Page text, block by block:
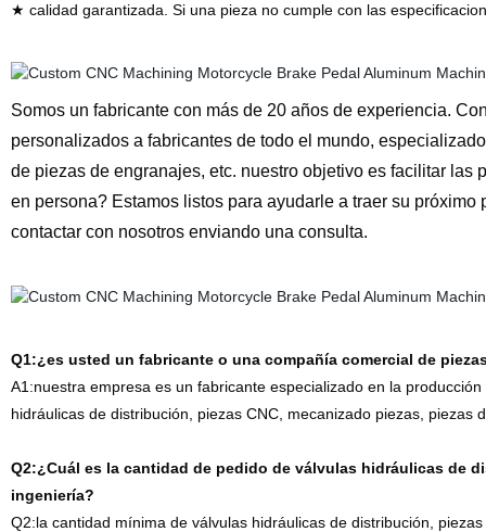
★ calidad garantizada. Si una pieza no cumple con las
Somos un fabricante con más de 20 años de experiencia.
personalizados a fabricantes de todo el mundo,
de piezas de engranajes, etc. nuestro objetivo es facilitar
en persona? Estamos listos para ayudarle a traer su
contactar con nosotros enviando una consulta.
Q1:¿es usted un fabricante o una compañía comercial de
A1:nuestra empresa es un fabricante especializado en la
hidráulicas de distribución, piezas CNC, mecanizado piezas, piezas
Q2:¿Cuál es la cantidad de pedido de válvulas hidráulicas de
ingeniería?
Q2:la cantidad mínima de válvulas hidráulicas de distribución,